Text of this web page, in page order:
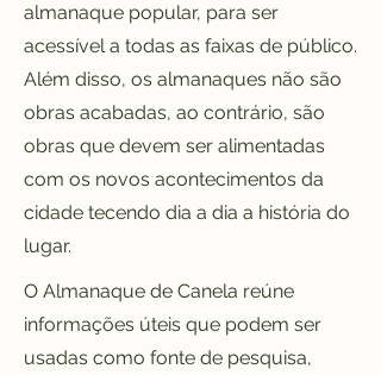
almanaque popular, para ser
acessível a todas as faixas de público.
Além disso, os almanaques não são
obras acabadas, ao contrário, são
obras que devem ser alimentadas
com os novos acontecimentos da
cidade tecendo dia a dia a história do
lugar.
O Almanaque de Canela reúne
informações úteis que podem ser
usadas como fonte de pesquisa,